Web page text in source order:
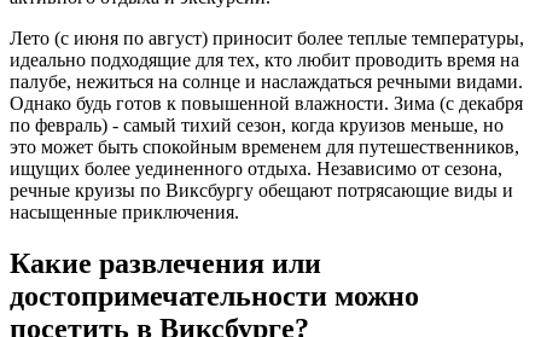
Лето (с июня по август) приносит более теплые температуры,
идеально подходящие для тех, кто любит проводить время на
палубе, нежиться на солнце и наслаждаться речными видами.
Однако будь готов к повышенной влажности. Зима (с декабря
по февраль) - самый тихий сезон, когда круизов меньше, но
это может быть спокойным временем для путешественников,
ищущих более уединенного отдыха. Независимо от сезона,
речные круизы по Виксбургу обещают потрясающие виды и
насыщенные приключения.
Какие развлечения или
достопримечательности можно
посетить в Виксбурге?